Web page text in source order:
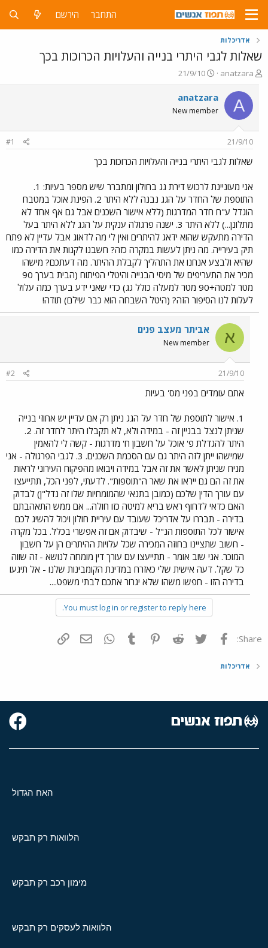
התחבר הירשם
אדריכלות
שאלות לגבי היתרי בנייה והעלויות הכרוכות בכך
פ
ו
ת
ח
ה
ו
ש
א
anatzara
פ
ו
ר
ם
ר
ך
21/9/10
A
anatzara
New member
21/9/10
#1
שאלות לגבי היתרי בנייה והעלויות הכרוכות בכך
אני מעוניינת לרכוש דירת גג בחולון ומתברר שיש מספר בעיות: 1.
התוספת של החדר על הגג נבנה ללא היתר 2. הפינת אוכל במטבח
הוגדל ע"ח חדר המדרגות (ללא אישור השכנים אבל גם אף אחד לא
מתלונן...) ללא היתר 3. ישנה פרגולה ענקית על הגג ללא היתר בעל
הדירה מתעקש שהוא ידאג להיתרים ואין לי מה לדאוג אבל עדיין לא פתח
תיק בעירייה. מה ניתן לעשות במקרה כזה? חשבנו לקנות את הדירה כמו
שהיא ולבצע אנחנו את התהליך לקבלת ההיתר. מה דעתכם? מישהו
מכיר את התעריפים של מיסי הבנייה והיטלי הפיתוח (הבית בערך 90
מטר למטה+90 מטר למעלה כולל גג) כדי שאני ידע בערך כמה עלול
לעלות לנו הסיפור הזה? (היטל השבחה הוא כבר שילם) תודה!
א אביתר מעצב פנים
New member
21/9/10
#2
אתם עומדים בפני מס' בעיות
1. אישור לתוספת של חדר על הגג ניתן רק אם עדיין יש אחוזי בנייה
שניתן לנצל בבניין זה - במידה ולא, לא תקבלו היתר לחדר זה. 2.
היתר להגדלת פ' אוכל על חשבון ח' מדרגות - קשה לי להאמין
שמישהו ייתן לזה היתר גם עם הסכמת השכנים. 3. לגבי הפרגולה - אני
מניח שניתן לאשר את זה אבל במידה ויבואו מהפיקוח העירוני לראות
את זה הם גם ייראו את שאר ה"תוספות". לדעתי, לפני הכל, תתייעצו
עם עורך הדין שלכם (כמובן בתנאי שהמומחיות שלו זה נדל"ן) לבדוק
האם כדאי לדחוף ראש בריא למיטה כזו חולה... אם ממש התאהבתם
בדירה - תבררו על אדריכל שעובד עם עיריית חולון ויכול להשיג לכם
אישור לכל התוספות הנ"ל - שיבדוק אם זה אפשרי בכלל. בכל מקרה
- חשוב שתציינו בחוזה המכירה שכל עלויות ההיתרים הן על חשבון
המוכר. אני שוב אומר - תתייעצו עם עורך דין מומחה לנושא - זה שווה
כל שקל. דעה אישית שלי כאזרח במדינת הקומבינות שלנו - אל תיגעו
בדירה הזו - חפשו משהו שלא יגרור אתכם לבתי משפט....
You must log in or register to reply here.
Share: פייסבוק Twitter
Reddit
Pinterest
Tumblr
WhatsAppדואר אלקטרוני
אדריכלות
האח הגדול
הלוואות רק תבקש
מימון רכב רק תבקש
הלוואות לעסקים רק תבקש